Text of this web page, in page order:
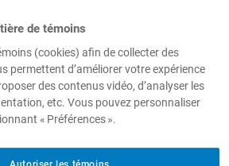
et ses diasporas.
thématique de la
d’éclairer la thématique de
le contexte des
de l’Asie du Sud, en
figures, des textes, des
de témoins
(cookies) afin de collecter des
permettent d’améliorer votre expérience
des contenus vidéo, d’analyser les
etc. Vous pouvez personnaliser
« Préférences ».